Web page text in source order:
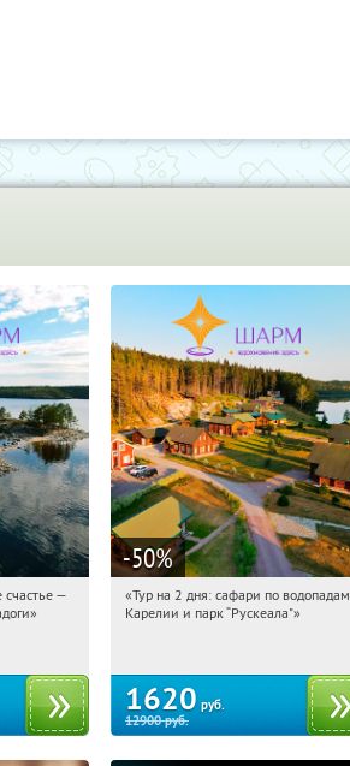
Купили:39
счастье —
-50%
12:59:59 Купили:
«Тур на 2 дня: сафари по водопадам
Карелии и парк “Рускеала"»
1620 руб.
12900руб.